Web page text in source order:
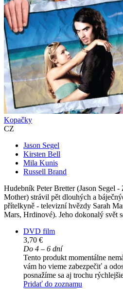
Kopačky
CZ
Jason Segel
Kirsten Bell
Mila Kunis
Russell Brand
Hudebník Peter Bretter (Jason Segel
Mother) strávil pět dlouhých a
přítelkyně - televizní hvězdy Sarah
Mars, Hrdinové). Jeho dokonalý svět
DVD film
3,70 €
Do 4 – 6 dní
Tento produkt momentálne
vám ho vieme zabezpečiť a
posnažíme sa aj trochu
Pridať do zoznamu